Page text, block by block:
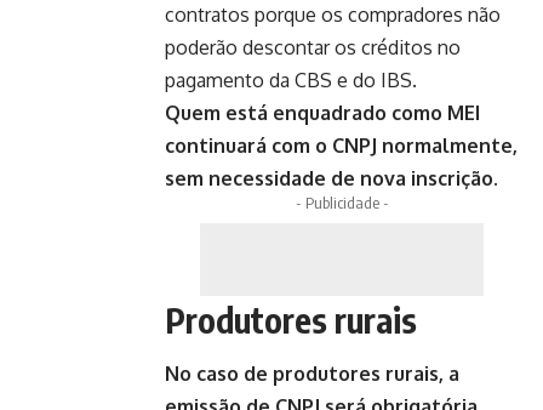
contratos porque os compradores não
poderão descontar os créditos no
pagamento da CBS e do IBS.
Quem está enquadrado como MEI
continuará com o CNPJ normalmente,
sem necessidade de nova inscrição.
- Publicidade -
Produtores rurais
No caso de produtores rurais, a